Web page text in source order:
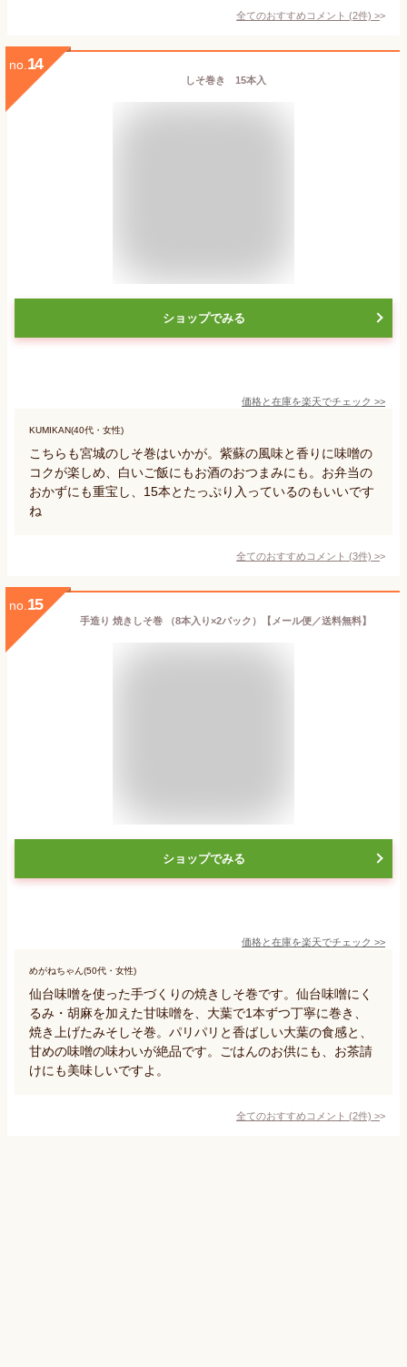
全てのおすすめコメント (2件) >
no. 14
しそ巻き 15本入
ショップでみる
価格と在庫を楽天でチェック >>
KUMIKAN(40代・女性)
こちらも宮城のしそ巻はいかが。紫蘇の風味と香りに味噌の
コクが楽しめ、白いご飯にもお酒のおつまみにも。お弁当の
おかずにも重宝し、15本とたっぷり入っているのもいいです
ね
全てのおすすめコメント (3件) >
no. 15
手造り 焼きしそ巻 （8本入り×2パック）【メール便／送料無料】
ショップでみる
価格と在庫を楽天でチェック >>
めがねちゃん(50代・女性)
仙台味噌を使った手づくりの焼きしそ巻です。仙台味噌にく
るみ・胡麻を加えた甘味噌を、大葉で1本ずつ丁寧に巻き、
焼き上げたみそしそ巻。パリパリと香ばしい大葉の食感と、
甘めの味噌の味わいが絶品です。ごはんのお供にも、お茶請
けにも美味しいですよ。
全てのおすすめコメント (2件) >